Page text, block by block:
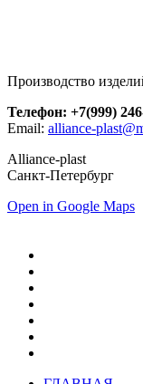
Производство
Телефон: +7(999)
Email: alliance-
Alliance-plast
Санкт-Петербург
Open in Google Maps